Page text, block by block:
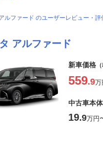
ルファード のユーザーレビュー・
タ アルファード
新車価格
559.9万
中古車本
19.9万円